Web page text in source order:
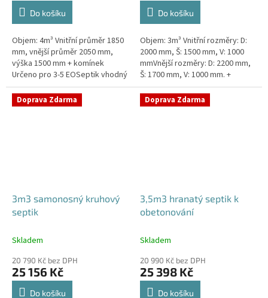
Do košíku
Objem: 4m³ Vnitřní průměr 1850
mm, vnější průměr 2050 mm,
výška 1500 mm + komínek
Určeno pro 3-5 EOSeptik vhodný
pod parkovací stání,
komunikace a do jílovité
zeminyPrůměr...
Do košíku
Objem: 3m³ Vnitřní rozměry: D:
2000 mm, Š: 1500 mm, V: 1000
mmVnější rozměry: D: 2200 mm,
Š: 1700 mm, V: 1000 mm. +
komínek Určeno pro 2-4
EOSeptik vhodný pod parkovací
stání,...
Doprava Zdarma
3m3 samonosný kruhový
septik
Skladem
20 790 Kč bez DPH
25 156 Kč
Do košíku
Doprava Zdarma
3,5m3 hranatý septik k
obetonování
Skladem
20 990 Kč bez DPH
25 398 Kč
Do košíku